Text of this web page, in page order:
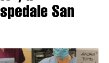
San